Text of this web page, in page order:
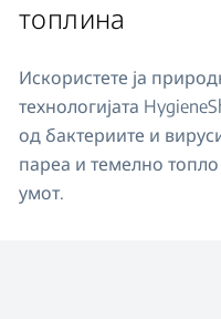
топлина
Искористете ја
технологијата
од бактериите и
пареа и темелно
умот.